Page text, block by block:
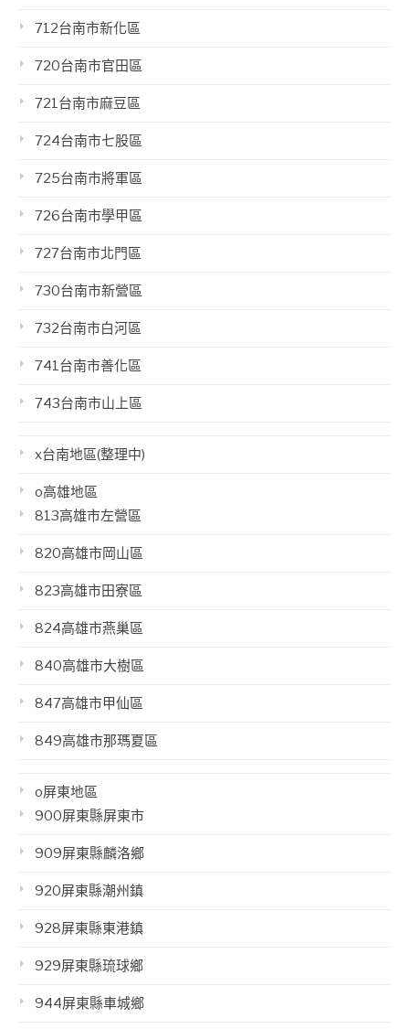
712台南市新化區
720台南市官田區
721台南市麻豆區
724台南市七股區
725台南市將軍區
726台南市學甲區
727台南市北門區
730台南市新營區
732台南市白河區
741台南市善化區
743台南市山上區
x台南地區(整理中)
o高雄地區
813高雄市左營區
820高雄市岡山區
823高雄市田寮區
824高雄市燕巢區
840高雄市大樹區
847高雄市甲仙區
849高雄市那瑪夏區
o屏東地區
900屏東縣屏東市
909屏東縣麟洛鄉
920屏東縣潮州鎮
928屏東縣東港鎮
929屏東縣琉球鄉
944屏東縣車城鄉